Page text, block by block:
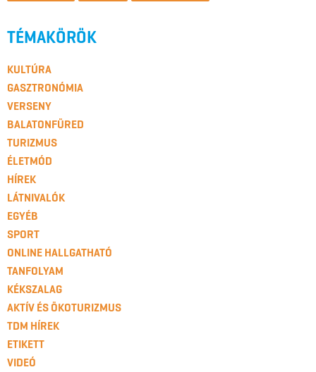
TÉMAKÖRÖK
KULTÚRA
GASZTRONÓMIA
VERSENY
BALATONFÜRED
TURIZMUS
ÉLETMÓD
HÍREK
LÁTNIVALÓK
EGYÉB
SPORT
ONLINE HALLGATHATÓ
TANFOLYAM
KÉKSZALAG
AKTÍV ÉS ÖKOTURIZMUS
TDM HÍREK
ETIKETT
VIDEÓ